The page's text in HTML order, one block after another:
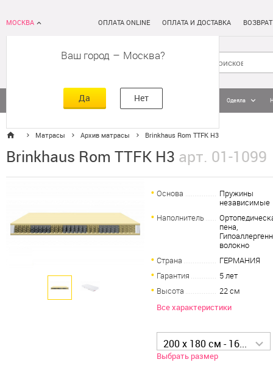
МОСКВА
Ваш город – Москва
Да Нет
ОПЛАТА ONLINE ОПЛАТА И ДОСТАВКА
Кровати Постельное белье Одеяла
Матрасы Архив матрасы Brinkhaus Rom TTFK H3
Brinkhaus Rom TTFK H3 арт. 01-1099
Основа
Пружины
независимые
Наполнитель
пена,
волокно
Страна
ГЕРМАНИЯ
Гарантия
5 лет
Высота
22 см
Все характеристики
200 x 180 см - 160 000 р
Выбрать размер